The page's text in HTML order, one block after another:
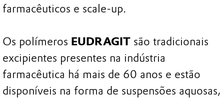
farmacêuticos e scale-up.
Os polímeros EUDRAGIT são tradicionais
excipientes presentes na indústria
farmacêutica há mais de 60 anos e estão
disponíveis na forma de suspensões aquosas,